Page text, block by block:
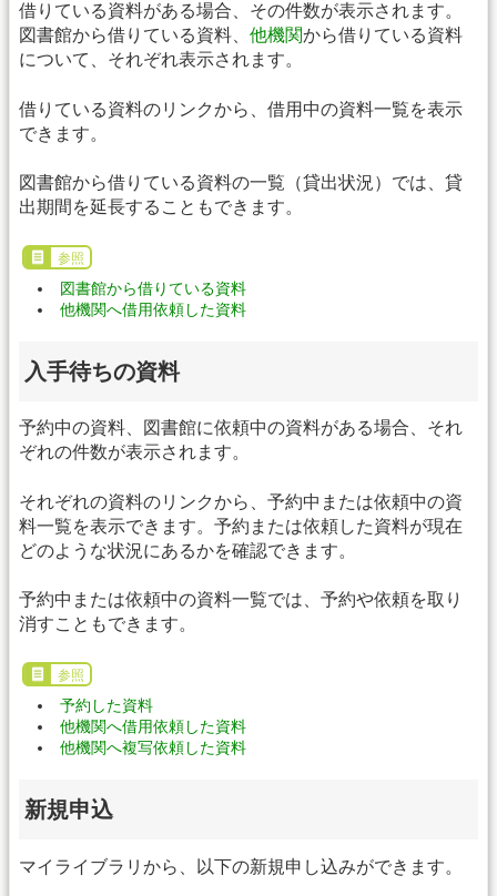
借りている資料がある場合、その件数が表示されます。
図書館から借りている資料、 他機関から借りている資料
について、それぞれ表示されます。
借りている資料のリンクから、借用中の資料一覧を表示
できます。
図書館から借りている資料の一覧（貸出状況）では、貸
出期間を延長することもできます。
参照
図書館から借りている資料
他機関へ借用依頼した資料
入手待ちの資料
予約中の資料、図書館に依頼中の資料がある場合、それ
ぞれの件数が表示されます。
それぞれの資料のリンクから、予約中または依頼中の資
料一覧を表示できます。予約または依頼した資料が現在
どのような状況にあるかを確認できます。
予約中または依頼中の資料一覧では、予約や依頼を取り
消すこともできます。
参照
予約した資料
他機関へ借用依頼した資料
他機関へ複写依頼した資料
新規申込
マイライブラリから、以下の新規申し込みができます。